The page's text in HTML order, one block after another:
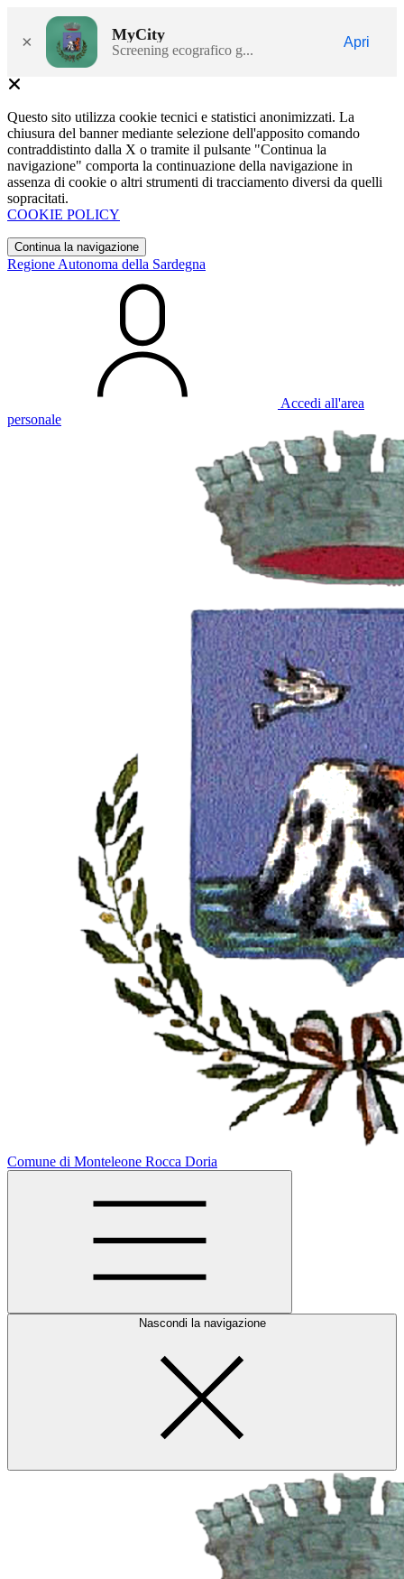
× MyCity
Screening ecografico g...
Apri
Questo sito utilizza cookie tecnici e statistici anonimizzati. La
chiusura del banner mediante selezione dell'apposito comando
contraddistinto dalla X o tramite il pulsante "Continua la
navigazione" comporta la continuazione della navigazione in
assenza di cookie o altri strumenti di tracciamento diversi da quelli
sopracitati.
COOKIE POLICY
Continua la navigazione
Regione Autonoma della Sardegna
Accedi all'area
personale
Comune di Monteleone Rocca Doria
Nascondi la navigazione